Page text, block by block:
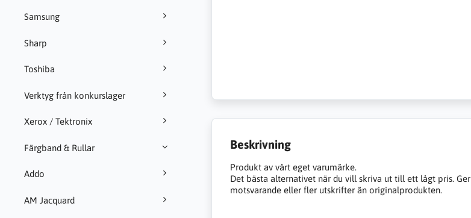
Samsung
Sharp
Toshiba
Verktyg från konkurslager
Xerox / Tektronix
Färgband & Rullar
Addo
AM Jacquard
Beskrivning
Produkt av vårt eget varumärke.
Det bästa alternativet när du vill skriva ut till ett lågt pris. Ger
motsvarande eller fler utskrifter än originalprodukten.